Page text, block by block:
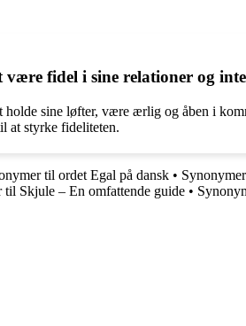
fidel i sine relationer og
sine løfter, være ærlig og åben i
at styrke fideliteten.
til ordet Egal på dansk •
til Skjule – En omfattende guide •